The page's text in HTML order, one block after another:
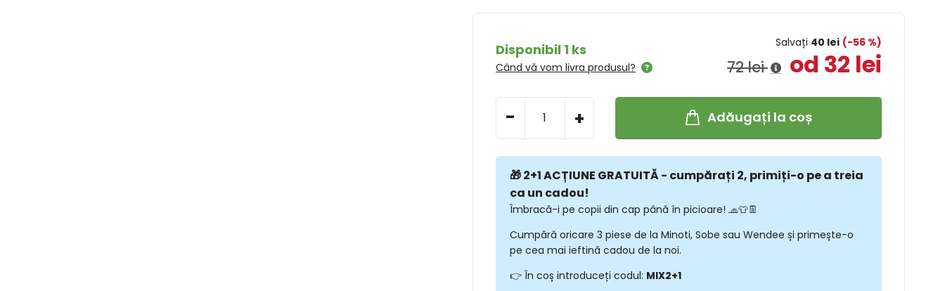
Disponibil 1 ks
Când vă vom livra produsul?
Salvați 40 lei (-56 %)
72 lei od 32 lei
- + Adăugați la coș
🎁 2+1 ACȚIUNE GRATUITĂ - cumpărați 2, primiți-o pe a treia
ca un cadou!
Îmbracă-i pe copii din cap până în picioare! 🧢👕👖
Cumpără oricare 3 piese de la Minoti, Sobe sau Wendee și primește-o
pe cea mai ieftină cadou de la noi.
👉 În coș introduceți codul: MIX2+1